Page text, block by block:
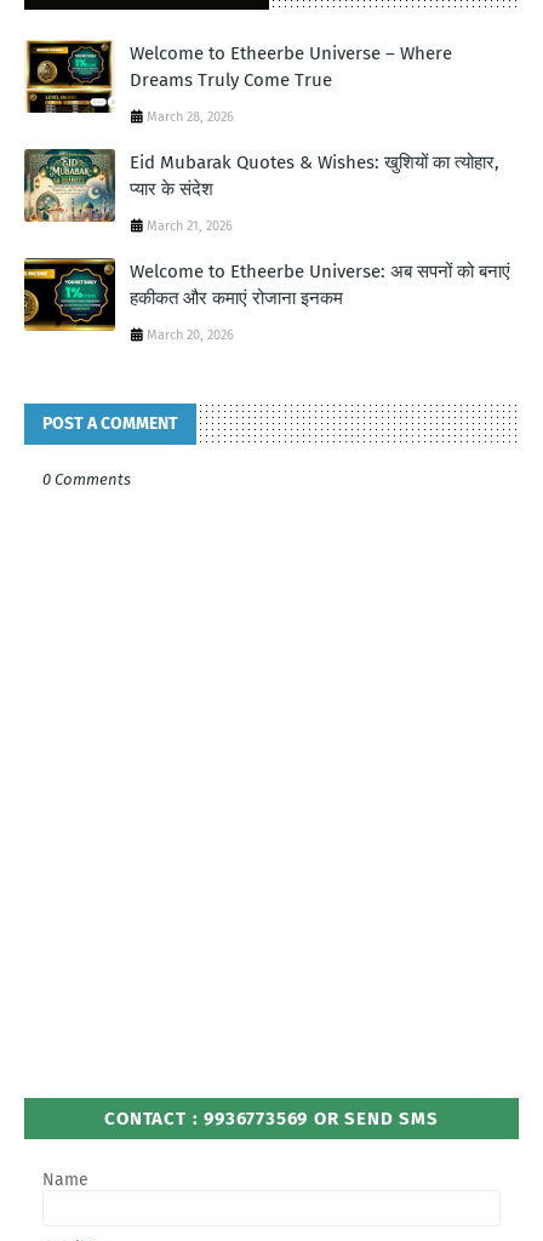
Welcome to Etheerbe Universe – Where
Dreams Truly Come True
March 28, 2026
Eid Mubarak Quotes & Wishes: खुशियों का त्योहार,
प्यार के संदेश
March 21, 2026
Welcome to Etheerbe Universe: अब सपनों को बनाएं
हकीकत और कमाएं रोजाना इनकम
March 20, 2026
POST A COMMENT
0 Comments
CONTACT : 9936773569 OR SEND SMS
Name